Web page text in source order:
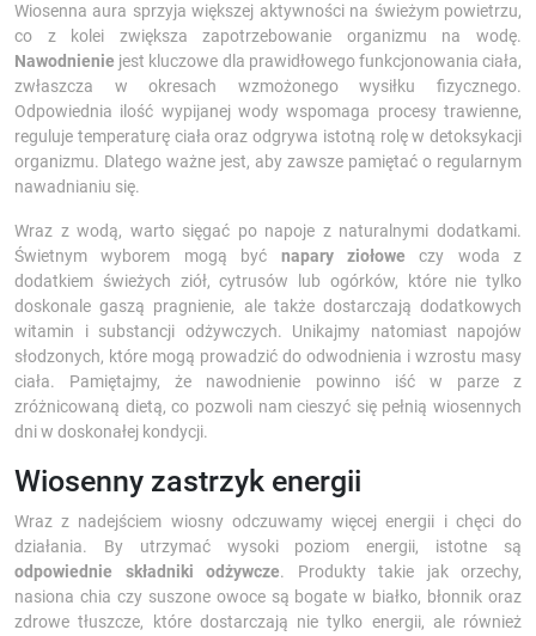
Wiosenna aura sprzyja większej aktywności na świeżym powietrzu,
co z kolei zwiększa zapotrzebowanie organizmu na wodę.
Nawodnienie jest kluczowe dla prawidłowego funkcjonowania ciała,
zwłaszcza w okresach wzmożonego wysiłku fizycznego.
Odpowiednia ilość wypijanej wody wspomaga procesy trawienne,
reguluje temperaturę ciała oraz odgrywa istotną rolę w detoksykacji
organizmu. Dlatego ważne jest, aby zawsze pamiętać o regularnym
nawadnianiu się.
Wraz z wodą, warto sięgać po napoje z naturalnymi dodatkami.
Świetnym wyborem mogą być napary ziołowe czy woda z
dodatkiem świeżych ziół, cytrusów lub ogórków, które nie tylko
doskonale gaszą pragnienie, ale także dostarczają dodatkowych
witamin i substancji odżywczych. Unikajmy natomiast napojów
słodzonych, które mogą prowadzić do odwodnienia i wzrostu masy
ciała. Pamiętajmy, że nawodnienie powinno iść w parze z
zróżnicowaną dietą, co pozwoli nam cieszyć się pełnią wiosennych
dni w doskonałej kondycji.
Wiosenny zastrzyk energii
Wraz z nadejściem wiosny odczuwamy więcej energii i chęci do
działania. By utrzymać wysoki poziom energii, istotne są
odpowiednie składniki odżywcze. Produkty takie jak orzechy,
nasiona chia czy suszone owoce są bogate w białko, błonnik oraz
zdrowe tłuszcze, które dostarczają nie tylko energii, ale również